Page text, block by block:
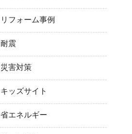
リフォーム事例
耐震
災害対策
キッズサイト
省エネルギー